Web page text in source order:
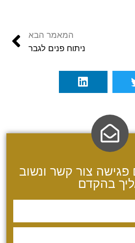
המאמר הבא
ניתוח פנים לגבר
פגישה צור קשר ונשוב
בהקדם